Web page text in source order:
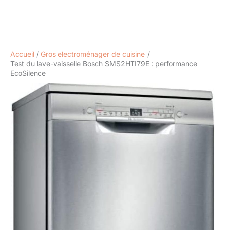
Accueil
Gros electroménager de cuisine
Test du lave-vaisselle Bosch SMS2HTI79E : performance
EcoSilence